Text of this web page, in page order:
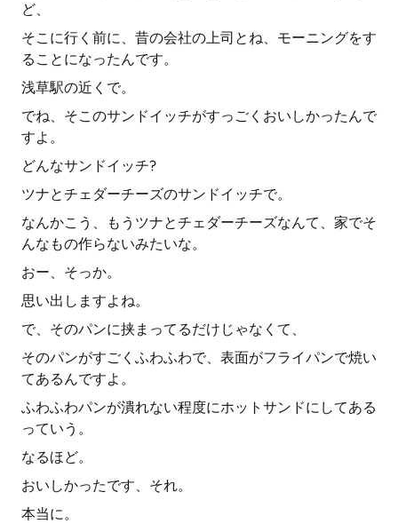
ど、
そこに行く前に、昔の会社の上司とね、モーニングをす
ることになったんです。
浅草駅の近くで。
でね、そこのサンドイッチがすっごくおいしかったんで
すよ。
どんなサンドイッチ?
ツナとチェダーチーズのサンドイッチで。
なんかこう、もうツナとチェダーチーズなんて、家でそ
んなもの作らないみたいな。
おー、そっか。
思い出しますよね。
で、そのパンに挟まってるだけじゃなくて、
そのパンがすごくふわふわで、表面がフライパンで焼い
てあるんですよ。
ふわふわパンが潰れない程度にホットサンドにしてある
っていう。
なるほど。
おいしかったです、それ。
本当に。